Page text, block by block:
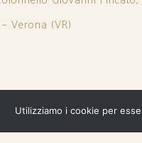
– Verona (VR)
Utilizziamo i cookie per